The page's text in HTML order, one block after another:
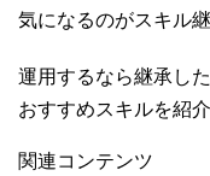
気になるのがスキル継
運用するなら継承し
おすすめスキルを紹
関連コンテンツ